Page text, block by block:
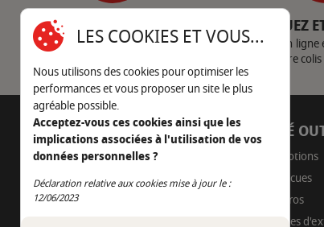
SERVICE CLIENT
Nous contacter
CLIQUEZ
Achetez en
votre
AUTOUR DU FEU
05 45 22 98 09
Nous envoyer un e-mail
CÔTÉ
Promotions
Barbecues
Braseros
Cuisines
LES COOKIES ET VOUS...
Nous utilisons des cookies pour optimiser les
performances et vous proposer un site le plus
agréable possible.
Acceptez-vous ces cookies ainsi que les
implications associées à l'utilisation de vos
données personnelles ?
Déclaration relative aux cookies mise à jour le :
12/06/2023